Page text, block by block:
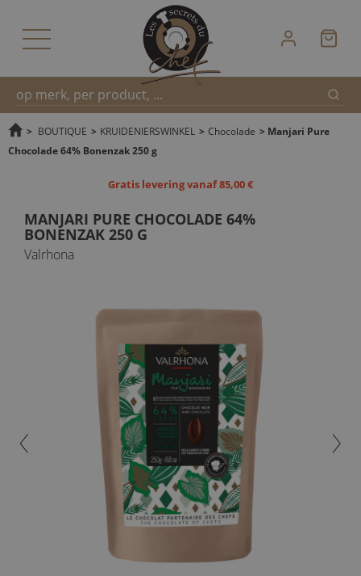
Snel
> BOUTIQUE > KRUIDENIERSWINKEL > Chocolade > Manjari Pure
Chocolade 64% Bonenzak 250 g
Gratis levering vanaf 85,00 €
MANJARI PURE CHOCOLADE 64%
BONENZAK 250 G
Valrhona